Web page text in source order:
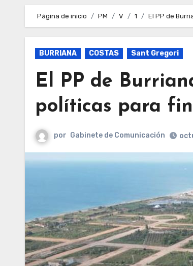
Página de inicio PM V 1 El PP de
BURRIANA COSTAS Sant Gregori
El PP de
políticas para
por Gabinete de Comunicación